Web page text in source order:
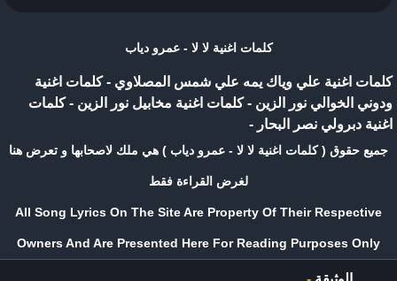
كلمات اغنية لا لا - عمرو دياب
كلمات اغنية علي وياك يمه علي شمس المصلاوي -كلمات اغنية
ودوني الخوالي نور الزين -كلمات اغنية مخابيل نور الزين -كلمات
اغنية دبرولي نصر البحار -
جميع حقوق ( كلمات اغنية لا لا - عمرو دياب ) هي ملك لاصحابها و تعرض هنا
لغرض القراءة فقط
All Song Lyrics On The Site Are Property Of Their Respective
Owners And Are Presented Here For Reading Purposes Only